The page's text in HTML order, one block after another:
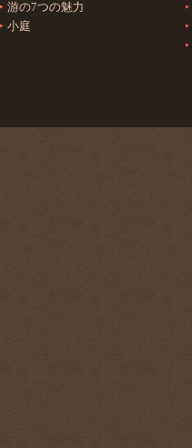
游の7つの魅力
小庭